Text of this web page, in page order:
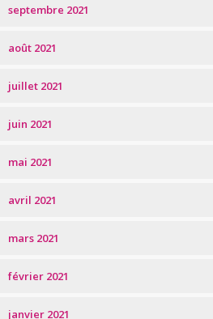
septembre 2021
août 2021
juillet 2021
juin 2021
mai 2021
avril 2021
mars 2021
février 2021
janvier 2021